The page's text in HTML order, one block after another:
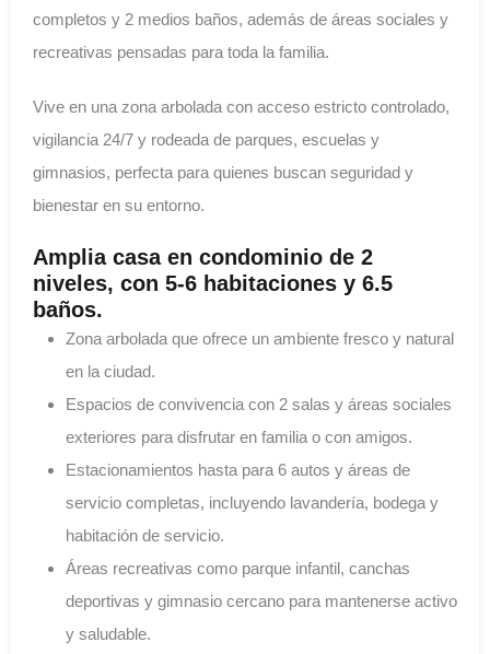
completos y 2 medios baños, además de áreas sociales y
recreativas pensadas para toda la familia.
Vive en una zona arbolada con acceso estricto controlado,
vigilancia 24/7 y rodeada de parques, escuelas y
gimnasios, perfecta para quienes buscan seguridad y
bienestar en su entorno.
Amplia casa en condominio de 2
niveles, con 5-6 habitaciones y 6.5
baños.
Zona arbolada que ofrece un ambiente fresco y natural
en la ciudad.
Espacios de convivencia con 2 salas y áreas sociales
exteriores para disfrutar en familia o con amigos.
Estacionamientos hasta para 6 autos y áreas de
servicio completas, incluyendo lavandería, bodega y
habitación de servicio.
Áreas recreativas como parque infantil, canchas
deportivas y gimnasio cercano para mantenerse activo
y saludable.